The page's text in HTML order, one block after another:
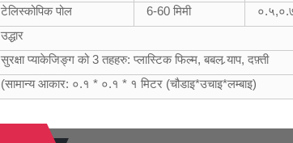
टेलिस्कोपिक पोल
6-60 मिमी
उद्धार
सुरक्षा प्याकेजिङ्ग को 3 तहहरु: प्लास्टिक फिल्म, बबल र्‍याप, दफ़्ती
(सामान्य आकार: ०.१ * ०.१ * १ मिटर (चौडाइ*उचाइ*लम्बाइ)